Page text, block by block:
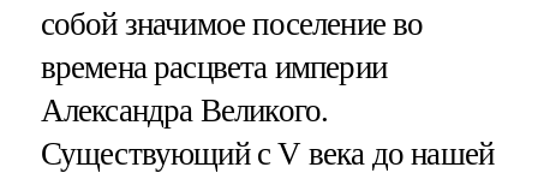
собой значимое поселение во
времена расцвета империи
Александра Великого.
Существующий с V века до нашей